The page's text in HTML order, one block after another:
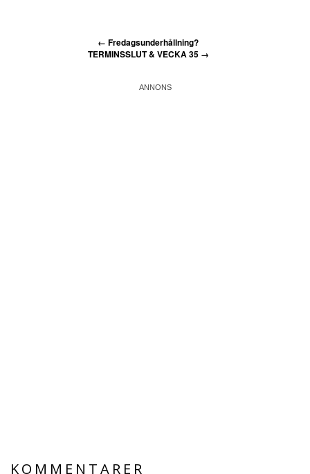
← Fredagsunderhållning?
TERMINSSLUT & VECKA 35 →
KOMMENTARER